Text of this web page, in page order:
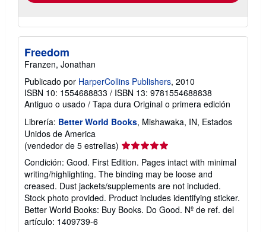
Freedom
Franzen, Jonathan
Publicado por HarperCollins Publishers, 2010
ISBN 10: 1554688833 / ISBN 13: 9781554688838
Antiguo o usado / Tapa dura Original o primera edición
Librería: Better World Books, Mishawaka, IN, Estados
Unidos de America
(vendedor de 5 estrellas) Calificación
del
vendedor:
5
de
5
estrellas
Condición: Good. First Edition. Pages intact with minimal
writing/highlighting. The binding may be loose and
creased. Dust jackets/supplements are not included.
Stock photo provided. Product includes identifying sticker.
Better World Books: Buy Books. Do Good. Nº de ref. del
artículo: 1409739-6